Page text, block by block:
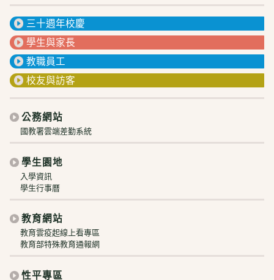
三十週年校慶
學生與家長
教職員工
校友與訪客
公務網站
國教署雲端差勤系統
學生園地
入學資訊
學生行事曆
教育網站
教育雲疫起線上看專區
教育部特殊教育通報網
性平專區